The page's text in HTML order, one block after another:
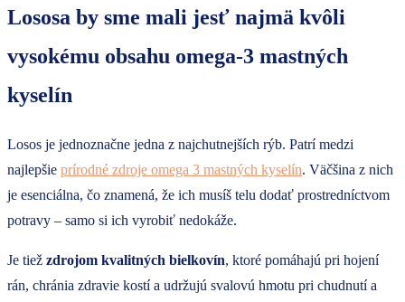
Lososa by sme mali jesť najmä kvôli
vysokému obsahu omega-3 mastných
kyselín
Losos je jednoznačne jedna z najchutnejších rýb. Patrí medzi
najlepšie prírodné zdroje omega 3 mastných kyselín. Väčšina z nich
je esenciálna, čo znamená, že ich musíš telu dodať prostredníctvom
potravy – samo si ich vyrobiť nedokáže.
Je tiež zdrojom kvalitných bielkovín, ktoré pomáhajú pri hojení
rán, chránia zdravie kostí a udržujú svalovú hmotu pri chudnutí a